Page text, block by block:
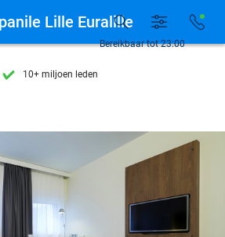
7 dagen per week beschikbaar
10+ miljoen leden
dagen per week beschikbaar
Bereikbaar tot 23:00
Lille Euralille